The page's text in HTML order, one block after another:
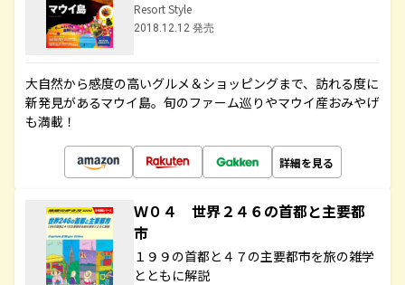
Resort Style
2018.12.12 発売
大自然から感度の高いグルメ＆ショッピングまで、訪れる度に
新発見があるマウイ島。旬のファーム巡りやマウイ産おみやげ
も満載！
詳細を見る
Ｗ０４ 世界２４６の首都と主要都
市
１９９の首都と４７の主要都市を旅の雑学
とともに解説